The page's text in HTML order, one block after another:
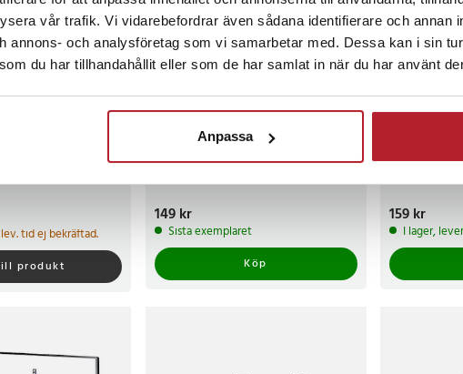
vår trafik. Vi vidarebefordrar även sådana identifierare och annan
annons- och analysföretag som vi samarbetar med. Dessa kan i sin
du har tillhandahållit eller som de har samlat in när du har använt
Anpassa
tid ej bekräftad.
produkt
Väggfäste för Bose
Soundbar/Soundtouch /
Pris:149 kr
149 kr
Sista exemplaret
Köp
Hållare för
4K - Vit /
Pris :159 kr
159 kr
I lager,